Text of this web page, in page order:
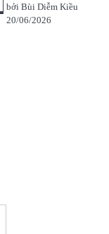
bởi Bùi Diễm Kiều
20/06/2026